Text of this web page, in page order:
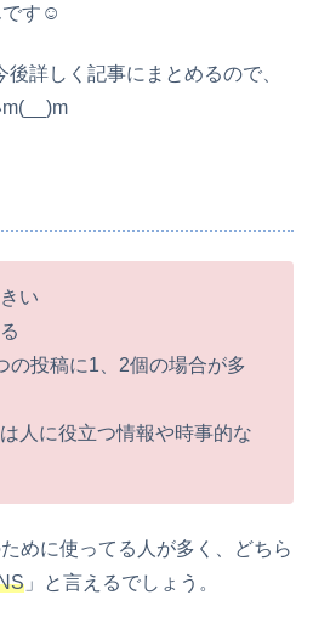
です☺
後詳しく記事にまとめるので、
い
の投稿に1、2個の場合が多
人に役立つ情報や時事的な
めに使ってる人が多く、どちら
」と言えるでしょう。